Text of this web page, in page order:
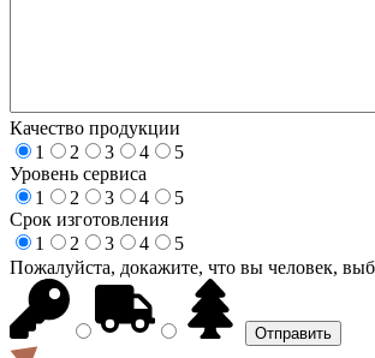
Качество продукции
1
2 3 4
5
Уровень сервиса
1
2 3 4
5
Срок изготовления
1
2 3 4
5
Пожалуйста, докажите, что вы человек,